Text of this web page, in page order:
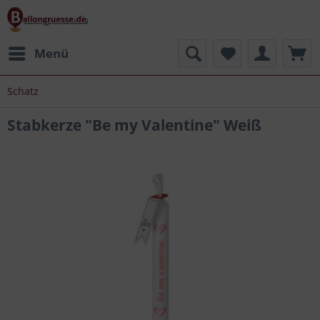
Menü
Schatz
Stabkerze "Be my Valentine" Weiß